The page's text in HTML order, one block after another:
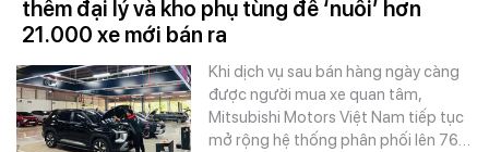
thêm đại lý và kho phụ tùng để ‘nuôi’ hơn
21.000 xe mới bán ra
Khi dịch vụ sau bán hàng ngày càng
được người mua xe quan tâm,
Mitsubishi Motors Việt Nam tiếp tục
mở rộng hệ thống phân phối lên 76…